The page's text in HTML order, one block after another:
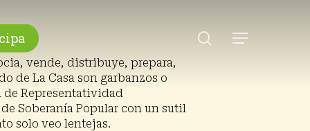
search
Menu
vende, distribuye, prepara,
de La Casa son garbanzos o
de Representatividad
Soberanía Popular con un sutil
solo veo lentejas.